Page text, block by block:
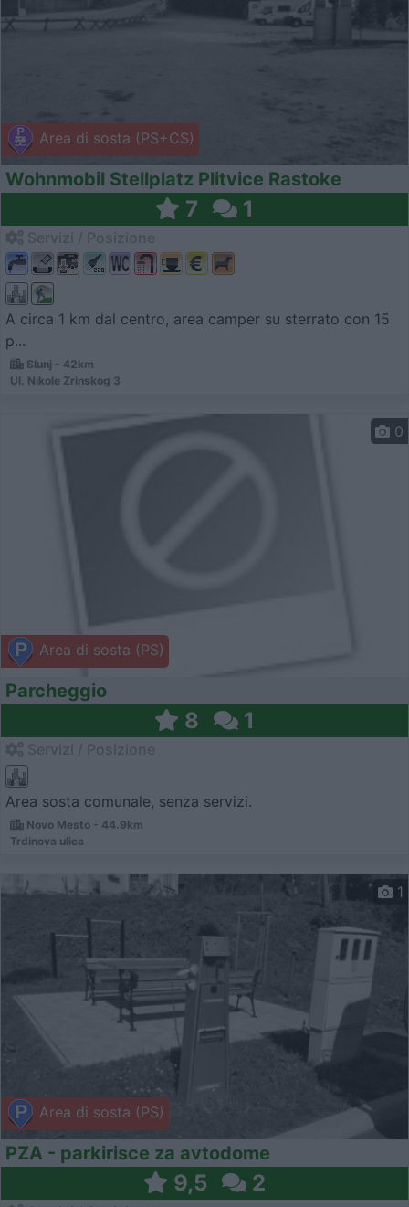
Area di sosta (PS+CS)
Wohnmobil Stellplatz Plitvice Rastoke
7 1
A circa 1 km dal centro, area camper su sterrato con 15
p...
Slunj - 42km
Ul. Nikole Zrinskog 3
Area di sosta (PS)
0
Parcheggio
8 1
Area sosta comunale, senza servizi.
Novo Mesto - 44.9km
Trdinova ulica
Area di sosta (PS)
1
PZA - parkirisce za avtodome
9,5 2